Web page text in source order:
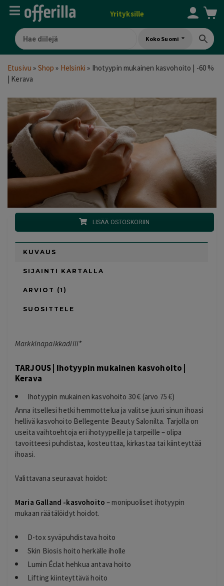
Yrityksille
Koko Suomi
Etusivu » Shop » Helsinki » Ihotyypin mukainen kasvohoito | -60 %
| Kerava
LISÄÄ OSTOSKORIIN
KUVAUS
SIJAINTI KARTALLA
ARVIOT (1)
SUOSITTELE
Markkinapaikkadiili*
TARJOUS | Ihotyypin mukainen kasvohoito |
Kerava
Ihotyypin mukainen kasvohoito 30 € (arvo 75 €)
Anna itsellesi hetki hemmottelua ja valitse juuri sinun ihoasi
hellivä kasvohoito Bellegente Beauty Salonilta. Tarjolla on
useita vaihtoehtoja eri ihotyypeille ja tarpeille – olipa
tavoitteesi puhdistaa, kosteuttaa, kirkastaa tai kiinteyttää
ihoasi.
Valittavana seuraavat hoidot:
Maria Galland -kasvohoito – monipuoliset ihotyypin
mukaan räätälöidyt hoidot.
D-tox syväpuhdistava hoito
Skin Biosis hoito herkälle iholle
Lumin Éclat hehkua antava hoito
Lifting kiinteyttävä hoito